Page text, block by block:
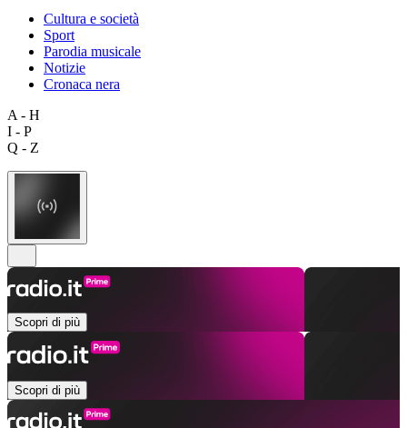
Cultura e società
Sport
Parodia musicale
Notizie
Cronaca nera
A - H
I - P
Q - Z
Scopri di più
Scopri di più